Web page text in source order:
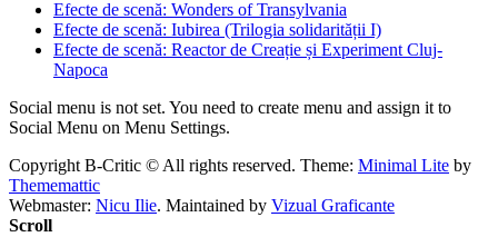
Efecte de scenă: Wonders of Transylvania
Efecte de scenă: Iubirea (Trilogia solidarității I)
Efecte de scenă: Reactor de Creație și Experiment Cluj-
Napoca
Social menu is not set. You need to create menu and assign it to
Social Menu on Menu Settings.
Copyright B-Critic © All rights reserved. Theme: Minimal Lite by
Thememattic
Webmaster: Nicu Ilie. Maintained by Vizual Graficante
Scroll